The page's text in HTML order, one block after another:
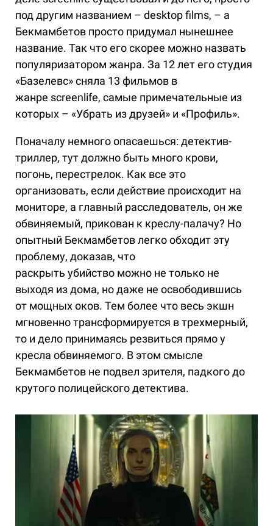
под другим названием – desktop films, – а
Бекмамбетов просто придумал нынешнее
название. Так что его скорее можно назвать
популяризатором жанра. За 12 лет его студия
«Базелевс» сняла 13 фильмов в
жанре screenlife, самые примечательные из
которых – «Убрать из друзей» и «Профиль».
Поначалу немного опасаешься: детектив-
триллер, тут должно быть много крови,
погонь, перестрелок. Как все это
организовать, если действие происходит на
мониторе, а главный расследователь, он же
обвиняемый, прикован к креслу-палачу? Но
опытный Бекмамбетов легко обходит эту
проблему, доказав, что
раскрыть убийство можно не только не
выходя из дома, но даже не освободившись
от мощных оков. Тем более что весь экшн
мгновенно трансформируется в трехмерный,
то и дело принимаясь резвиться прямо у
кресла обвиняемого. В этом смысле
Бекмамбетов не подвел зрителя, падкого до
крутого полицейского детектива.